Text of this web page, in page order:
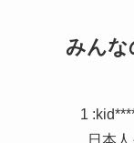
みんな
1 :
日本